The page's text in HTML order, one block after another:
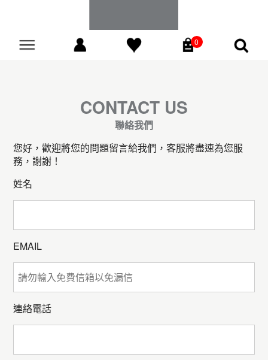
0
CONTACT US
聯絡我們
您好，歡迎將您的問題留言給我們，客服將盡速為您服
務，謝謝！
姓名
EMAIL
連絡電話